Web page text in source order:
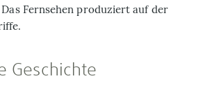
Fernsehen produziert auf der
Geschichte